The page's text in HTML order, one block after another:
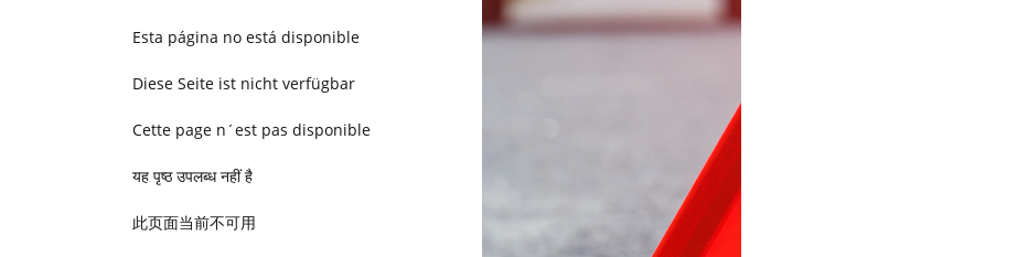
Esta página no está disponible
Diese Seite ist nicht verfügbar
Cette page n´est pas disponible
यह पृष्ठ उपलब्ध नहीं है
此页面当前不可用